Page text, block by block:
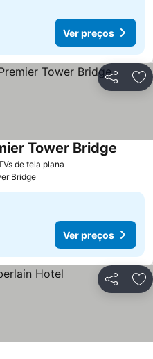
Ver preços
Partilhar
de tela plana
Tower Bridge
Bridge
Ver preços
Partilhar